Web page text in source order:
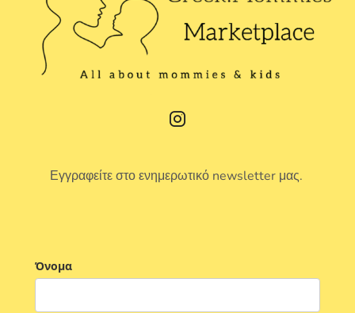
Εγγραφείτε στο ενημερωτικό newsletter μας.
Όνομα